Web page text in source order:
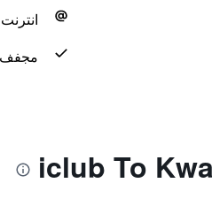
انترنت
مجفف